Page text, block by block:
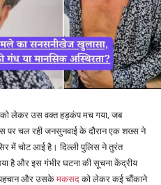
लेकर उस वक्त हड़कंप मच गया, जब
पर चल रही जनसुनवाई के दौरान एक शख्स ने
में चोट आई है। दिल्ली पुलिस ने तुरंत
है और इस गंभीर घटना की सूचना केंद्रीय
पहचान और उसकेमकसदको लेकर कई चौंकाने